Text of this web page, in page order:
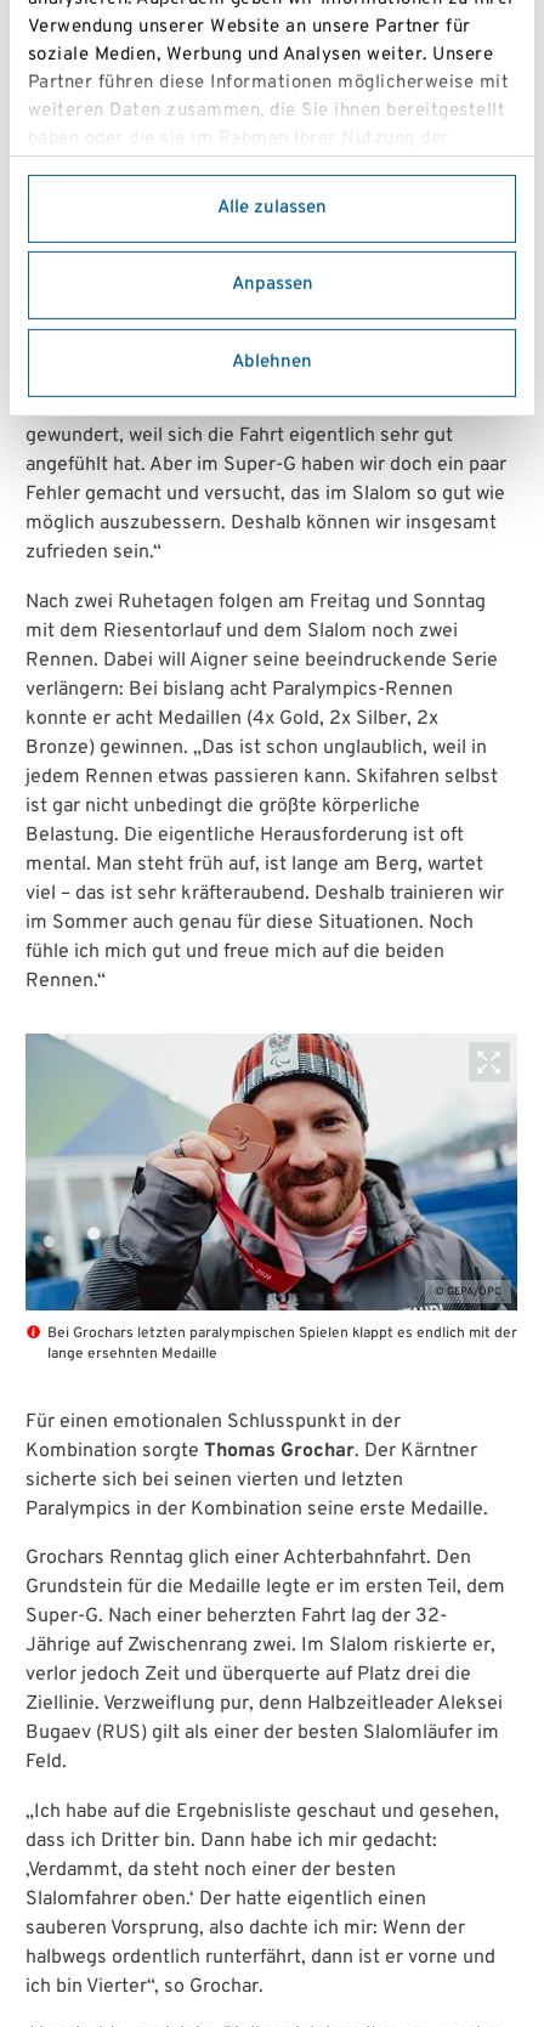
Verwendung unserer Website an unsere Partner für
soziale Medien, Werbung und Analysen weiter. Unsere
Partner führen diese Informationen möglicherweise mit
weiteren Daten zusammen, die Sie ihnen bereitgestellt
haben oder die sie im Rahmen Ihrer Nutzung der
Alle zulassen
Anpassen
Ablehnen
beiden Niederösterreicher in der Kombination die
Bronzemedaille.
Nach einem Fehler im Super-G lag Aigner auf
Zwischenrang drei und sollte diese Position im Slalom
verteidigen. Der Rückstand auf Sieger Giacomo
Bertagnoli (ITA) betrug 1,04 Sekunden, jener auf
Silbermedaillengewinner Neil Simpson (GBR) 0,65
Sekunden). Der viertplatzierte Kanadier Kalle Erisson
lag nur fünf Hundertstel hinter Aigner.
„Wie ich in den letzten Tagen schon gesagt habe: Eine
Medaille ist nicht selbstverständlich. Das darf man nie
gewundert, weil sich die Fahrt eigentlich sehr gut
angefühlt hat. Aber im Super-G haben wir doch ein paar
Fehler gemacht und versucht, das im Slalom so gut wie
möglich auszubessern. Deshalb können wir insgesamt
zufrieden sein.“
Nach zwei Ruhetagen folgen am Freitag und Sonntag
mit dem Riesentorlauf und dem Slalom noch zwei
Rennen. Dabei will Aigner seine beeindruckende Serie
verlängern: Bei bislang acht Paralympics-Rennen
konnte er acht Medaillen (4x Gold, 2x Silber, 2x
Bronze) gewinnen. „Das ist schon unglaublich, weil in
jedem Rennen etwas passieren kann. Skifahren selbst
ist gar nicht unbedingt die größte körperliche
Belastung. Die eigentliche Herausforderung ist oft
mental. Man steht früh auf, ist lange am Berg, wartet
viel – das ist sehr kräfteraubend. Deshalb trainieren wir
im Sommer auch genau für diese Situationen. Noch
fühle ich mich gut und freue mich auf die beiden
Rennen.“
© GEPA/ÖPC
Bei Grochars letzten paralympischen Spielen klappt es endlich mit der
lange ersehnten Medaille
Für einen emotionalen Schlusspunkt in der
Kombination sorgteThomas Grochar. Der Kärntner
sicherte sich bei seinen vierten und letzten
Paralympics in der Kombination seine erste Medaille.
Grochars Renntag glich einer Achterbahnfahrt. Den
Grundstein für die Medaille legte er im ersten Teil, dem
Super-G. Nach einer beherzten Fahrt lag der 32-
Jährige auf Zwischenrang zwei. Im Slalom riskierte er,
verlor jedoch Zeit und überquerte auf Platz drei die
Ziellinie. Verzweiflung pur, denn Halbzeitleader Aleksei
Bugaev (RUS) gilt als einer der besten Slalomläufer im
Feld.
„Ich habe auf die Ergebnisliste geschaut und gesehen,
dass ich Dritter bin. Dann habe ich mir gedacht:
‚Verdammt, da steht noch einer der besten
Slalomfahrer oben.‘ Der hatte eigentlich einen
sauberen Vorsprung, also dachte ich mir: Wenn der
halbwegs ordentlich runterfährt, dann ist er vorne und
ich bin Vierter“, so Grochar.